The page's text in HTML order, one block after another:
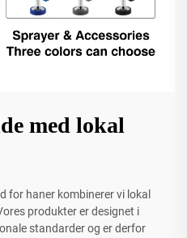
med lokal
for haner kombinerer vi lokal
produkter er designet i
standarder og er derfor